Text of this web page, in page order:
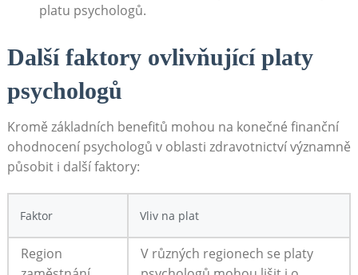
platu psychologů.
Další faktory ovlivňující platy
psychologů
Kromě základních benefitů mohou na konečné finanční
ohodnocení psychologů v oblasti zdravotnictví významně
působit i další faktory:
Faktor Vliv na plat
Region
V různých regionech se platy